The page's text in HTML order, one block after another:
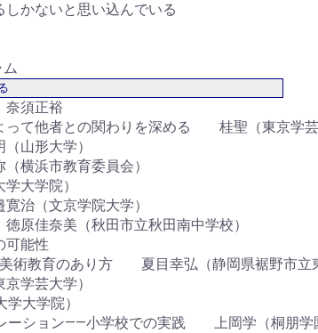
かないと思い込んでいる
須正裕
って他者との関わりを深める 桂聖（東京学芸
山形大学）
横浜市教育委員会）
大学院）
治（文京学院大学）
佳奈美（秋田市立秋田南中学校）
可能性
術教育のあり方 夏目幸弘（静岡県裾野市立
学芸大学）
大学院）
ーション――小学校での実践 上岡学（桐朋学